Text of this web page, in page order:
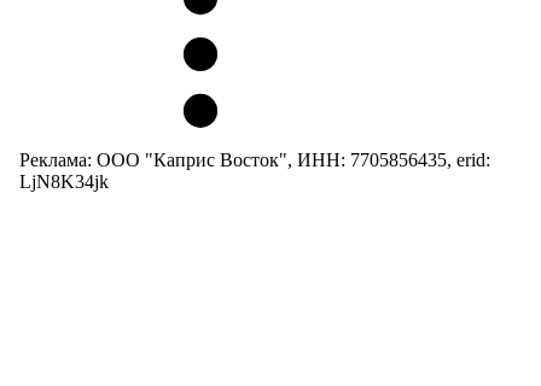
Реклама: ООО "Каприс Восток", ИНН: 7705856435, erid:
LjN8K34jk